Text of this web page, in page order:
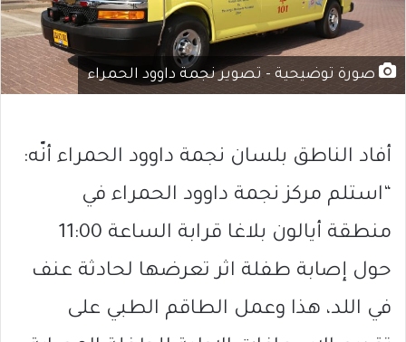
صورة توضيحية - تصوير نجمة داوود الحمراء
أفاد الناطق بلسان نجمة داوود الحمراء أنّه:
“استلم مركز نجمة داوود الحمراء في
منطقة أيالون بلاغا قرابة الساعة 11:00
حول إصابة طفلة اثر تعرضها لحادثة عنف
في اللد، هذا وعمل الطاقم الطبي على